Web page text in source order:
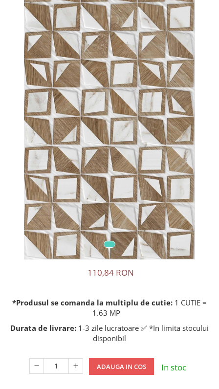
110,84 RON
*Produsul se comanda la multiplu de cutie: 1 CUTIE =
1.63 MP
Durata de livrare: 1-3 zile lucratoare ✅ *In limita stocului
disponibil
ADAUGA IN COS In stoc